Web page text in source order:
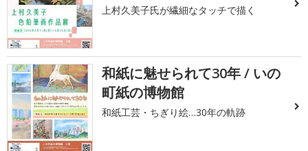
上村久美子氏が繊細なタッチで描く
和紙に魅せられて30年 / いの
町紙の博物館
和紙工芸・ちぎり絵…30年の軌跡